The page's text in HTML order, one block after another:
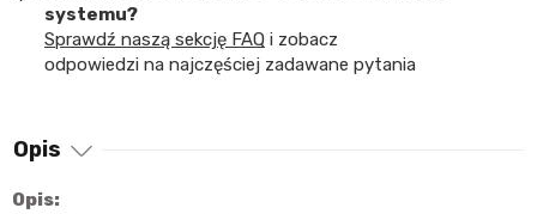
systemu?
Sprawdź naszą sekcję FAQ i zobacz
odpowiedzi na najczęściej zadawane pytania
Opis
Opis: